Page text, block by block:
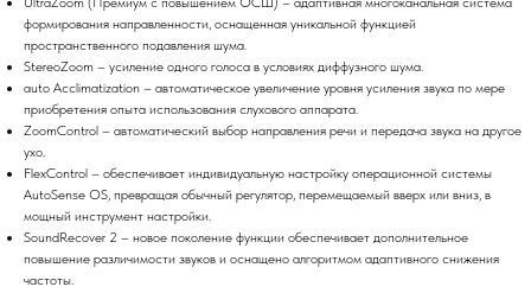
формирования направленности, оснащенная уникальной функцией
пространственного подавления шума.
StereoZoom – усиление одного голоса в условиях диффузного шума.
auto Acclimatization – автоматическое увеличение уровня усиления звука по мере
приобретения опыта использования слухового аппарата.
ZoomControl – автоматический выбор направления речи и передача звука на другое
ухо.
FlexControl – обеспечивает индивидуальную настройку операционной системы
AutoSense OS, превращая обычный регулятор, перемещаемый вверх или вниз, в
мощный инструмент настройки.
SoundRecover 2 – новое поколение функции обеспечивает дополнительное
повышение различимости звуков и оснащено алгоритмом адаптивного снижения
частоты.